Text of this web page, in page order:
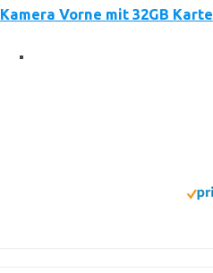
Kamera Vorne mit 32GB Karte